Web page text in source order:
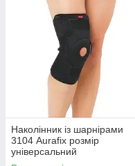
Наколінник із шарнірами
3104 Aurafix розмір
універсальний